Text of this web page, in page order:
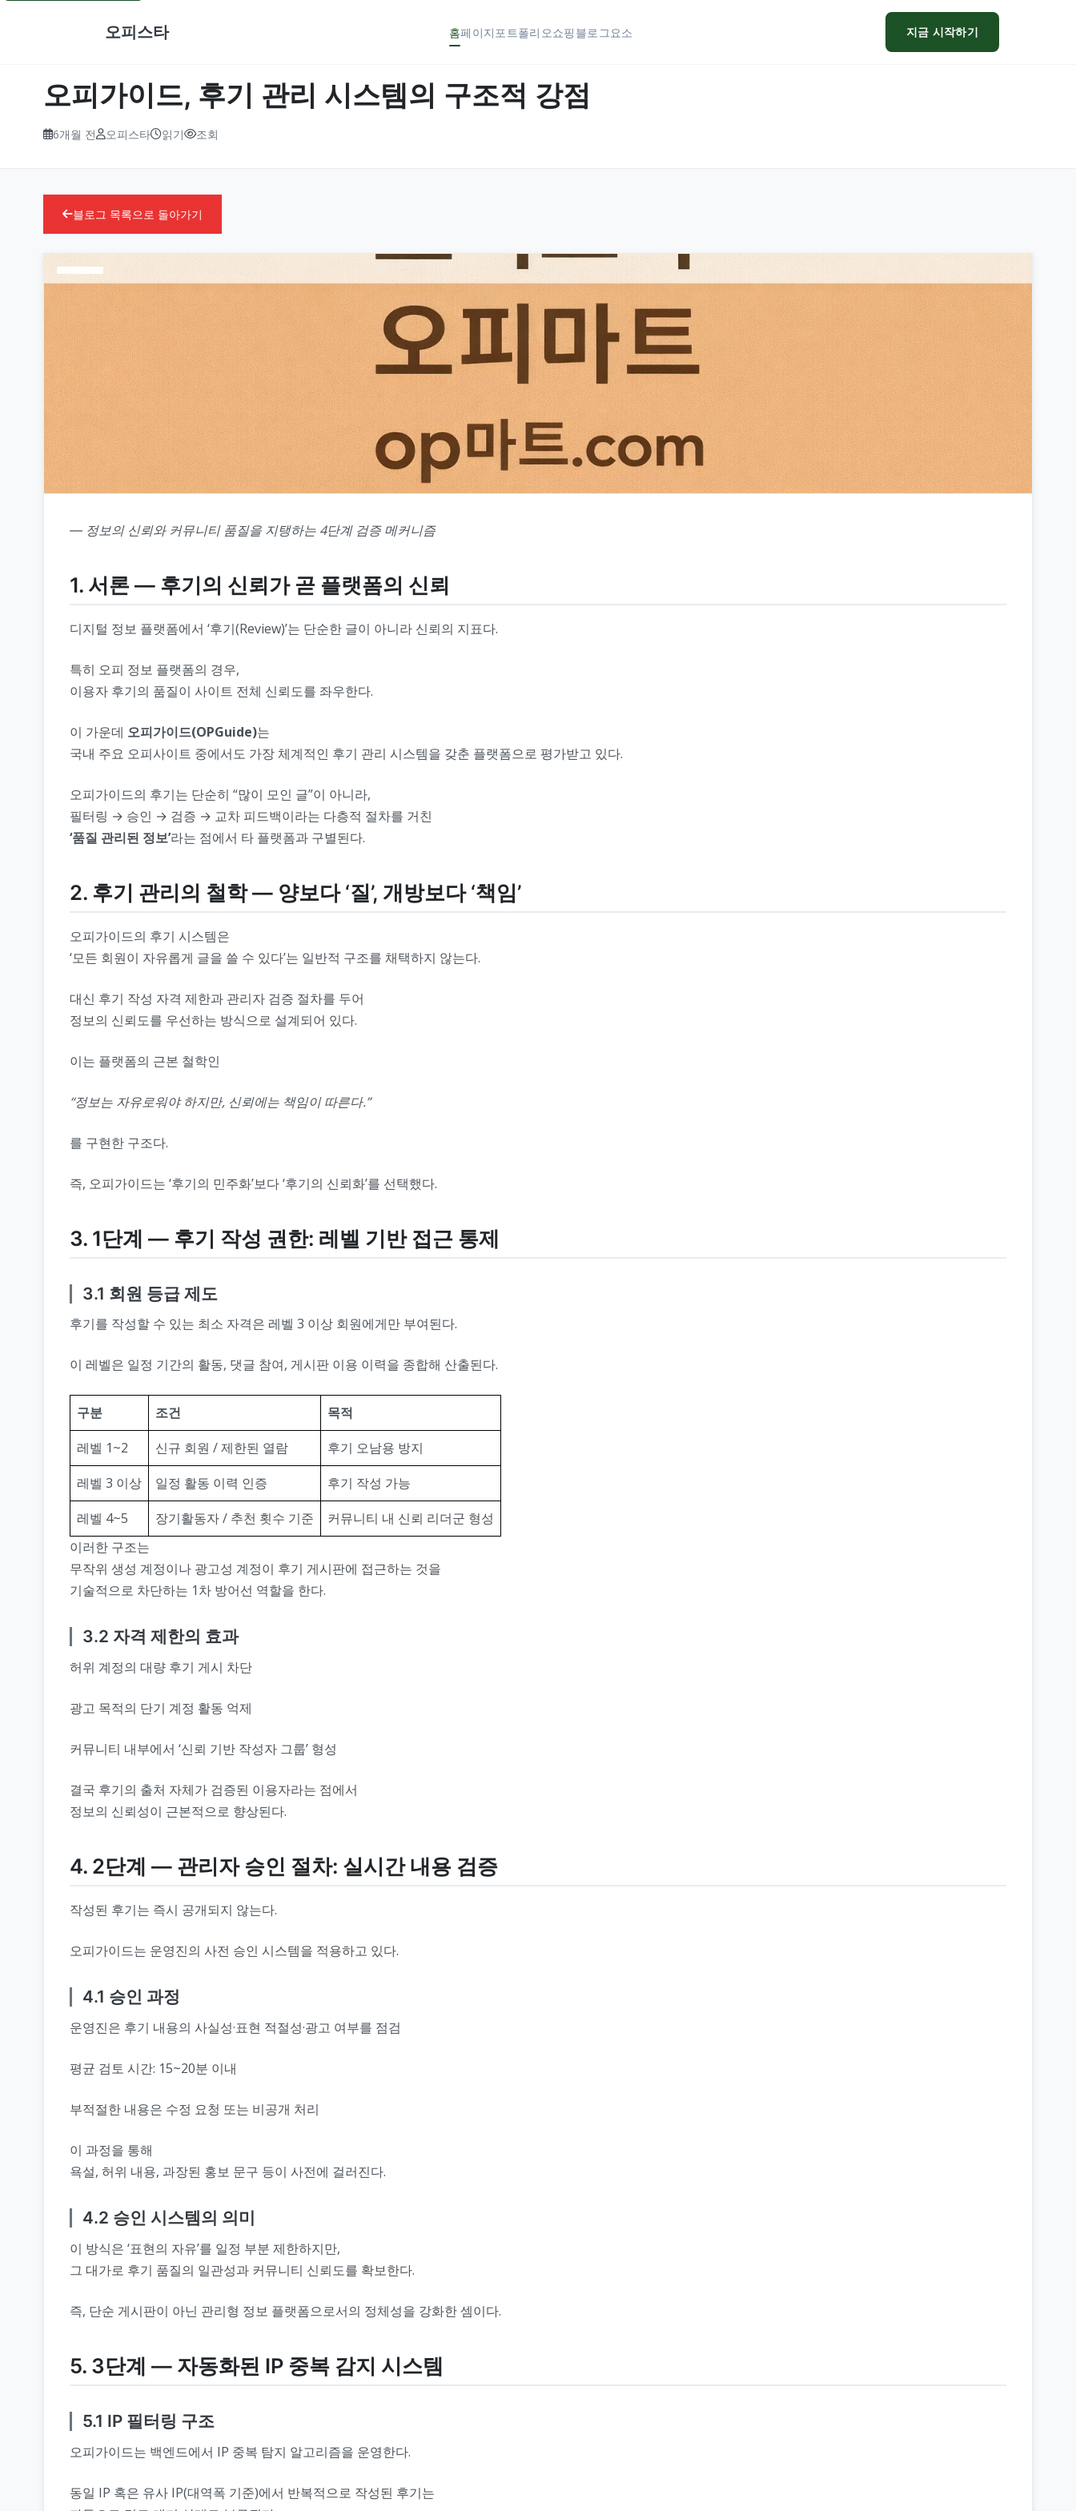
오피스타 홈페이지 포트폴리오쇼핑 블로그 요소 지금 시작하기
오피가이드, 후기 관리 시스템의 구조적 강점
6개월 전 오피스타 읽기 조회
블로그 목록으로 돌아가기
― 정보의 신뢰와 커뮤니티 품질을 지탱하는 4단계 검증 메커니즘
1. 서론 ― 후기의 신뢰가 곧 플랫폼의 신뢰
디지털 정보 플랫폼에서 ‘후기(Review)’는 단순한 글이 아니라 신뢰의 지표다.
특히 오피 정보 플랫폼의 경우,
이용자 후기의 품질이 사이트 전체 신뢰도를 좌우한다.
이 가운데 오피가이드(OPGuide)는
국내 주요 오피사이트 중에서도 가장 체계적인 후기 관리 시스템을 갖춘 플랫폼으로 평가받고 있다.
오피가이드의 후기는 단순히 “많이 모인 글”이 아니라,
필터링 → 승인 → 검증 → 교차 피드백이라는 다층적 절차를 거친
‘품질 관리된 정보’라는 점에서 타 플랫폼과 구별된다.
2. 후기 관리의 철학 ― 양보다 ‘질’, 개방보다 ‘책임’
오피가이드의 후기 시스템은
‘모든 회원이 자유롭게 글을 쓸 수 있다’는 일반적 구조를 채택하지 않는다.
대신 후기 작성 자격 제한과 관리자 검증 절차를 두어
정보의 신뢰도를 우선하는 방식으로 설계되어 있다.
이는 플랫폼의 근본 철학인
“정보는 자유로워야 하지만, 신뢰에는 책임이 따른다.”
를 구현한 구조다.
즉, 오피가이드는 ‘후기의 민주화’보다 ‘후기의 신뢰화’를 선택했다.
3. 1단계 ― 후기 작성 권한: 레벨 기반 접근 통제
3.1 회원 등급 제도
후기를 작성할 수 있는 최소 자격은 레벨 3 이상 회원에게만 부여된다.
이 레벨은 일정 기간의 활동, 댓글 참여, 게시판 이용 이력을 종합해 산출된다.
구분 조건
목적
레벨 1~2
신규 회원 / 제한된 열람
후기 오남용 방지
레벨 3 이상
일정 활동 이력 인증
후기 작성 가능
레벨 4~5
장기활동자 / 추천 횟수 기준
커뮤니티 내 신뢰 리더군 형성
이러한 구조는
무작위 생성 계정이나 광고성 계정이 후기 게시판에 접근하는 것을
기술적으로 차단하는 1차 방어선 역할을 한다.
3.2 자격 제한의 효과
허위 계정의 대량 후기 게시 차단
광고 목적의 단기 계정 활동 억제
커뮤니티 내부에서 ‘신뢰 기반 작성자 그룹’ 형성
결국 후기의 출처 자체가 검증된 이용자라는 점에서
정보의 신뢰성이 근본적으로 향상된다.
4. 2단계 ― 관리자 승인 절차: 실시간 내용 검증
작성된 후기는 즉시 공개되지 않는다.
오피가이드는 운영진의 사전 승인 시스템을 적용하고 있다.
4.1 승인 과정
운영진은 후기 내용의 사실성·표현 적절성·광고 여부를 점검
평균 검토 시간: 15~20분 이내
부적절한 내용은 수정 요청 또는 비공개 처리
이 과정을 통해
욕설, 허위 내용, 과장된 홍보 문구 등이 사전에 걸러진다.
4.2 승인 시스템의 의미
이 방식은 ‘표현의 자유’를 일정 부분 제한하지만,
그 대가로 후기 품질의 일관성과 커뮤니티 신뢰도를 확보한다.
즉, 단순 게시판이 아닌 관리형 정보 플랫폼으로서의 정체성을 강화한 셈이다.
5. 3단계 ― 자동화된 IP 중복 감지 시스템
5.1 IP 필터링 구조
오피가이드는 백엔드에서 IP 중복 탐지 알고리즘을 운영한다.
동일 IP 혹은 유사 IP(대역폭 기준)에서 반복적으로 작성된 후기는